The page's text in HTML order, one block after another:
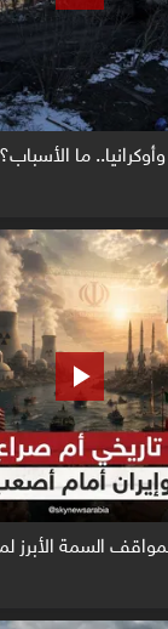
ما الأسباب؟
السمة الأبرز